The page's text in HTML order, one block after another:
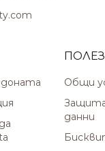
Общи
данни